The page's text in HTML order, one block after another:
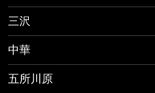
三沢
中華
五所川原